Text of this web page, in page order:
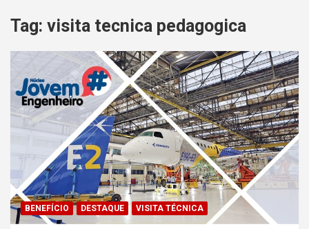
Tag: visita tecnica pedagogica
BENEFÍCIO DESTAQUE VISITA TÉCNICA